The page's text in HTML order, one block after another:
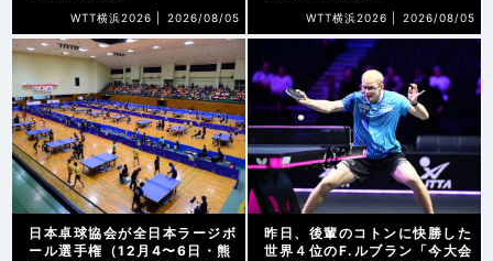
WTT横浜2026 | 2026/08/05 WTT横浜2026 | 2026/08/05
日本卓球協会が全日本ラージボ
ール選手権（12月4〜6日・熊
昨日、後輩のコトンに快勝した
世界４位のF.ルブラン「今大会